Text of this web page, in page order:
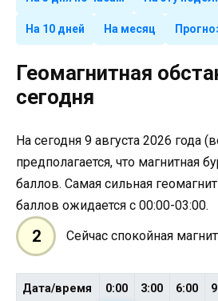
На 10 дней На месяц
Геомагнитная
сегодня
На сегодня 9 августа 2026 года
предполагается, что магнитная
баллов. Самая сильная
баллов ожидается с 00:00-03:00.
2 Сейчас спокойная
Дата/время 0:00 3:00 6:00